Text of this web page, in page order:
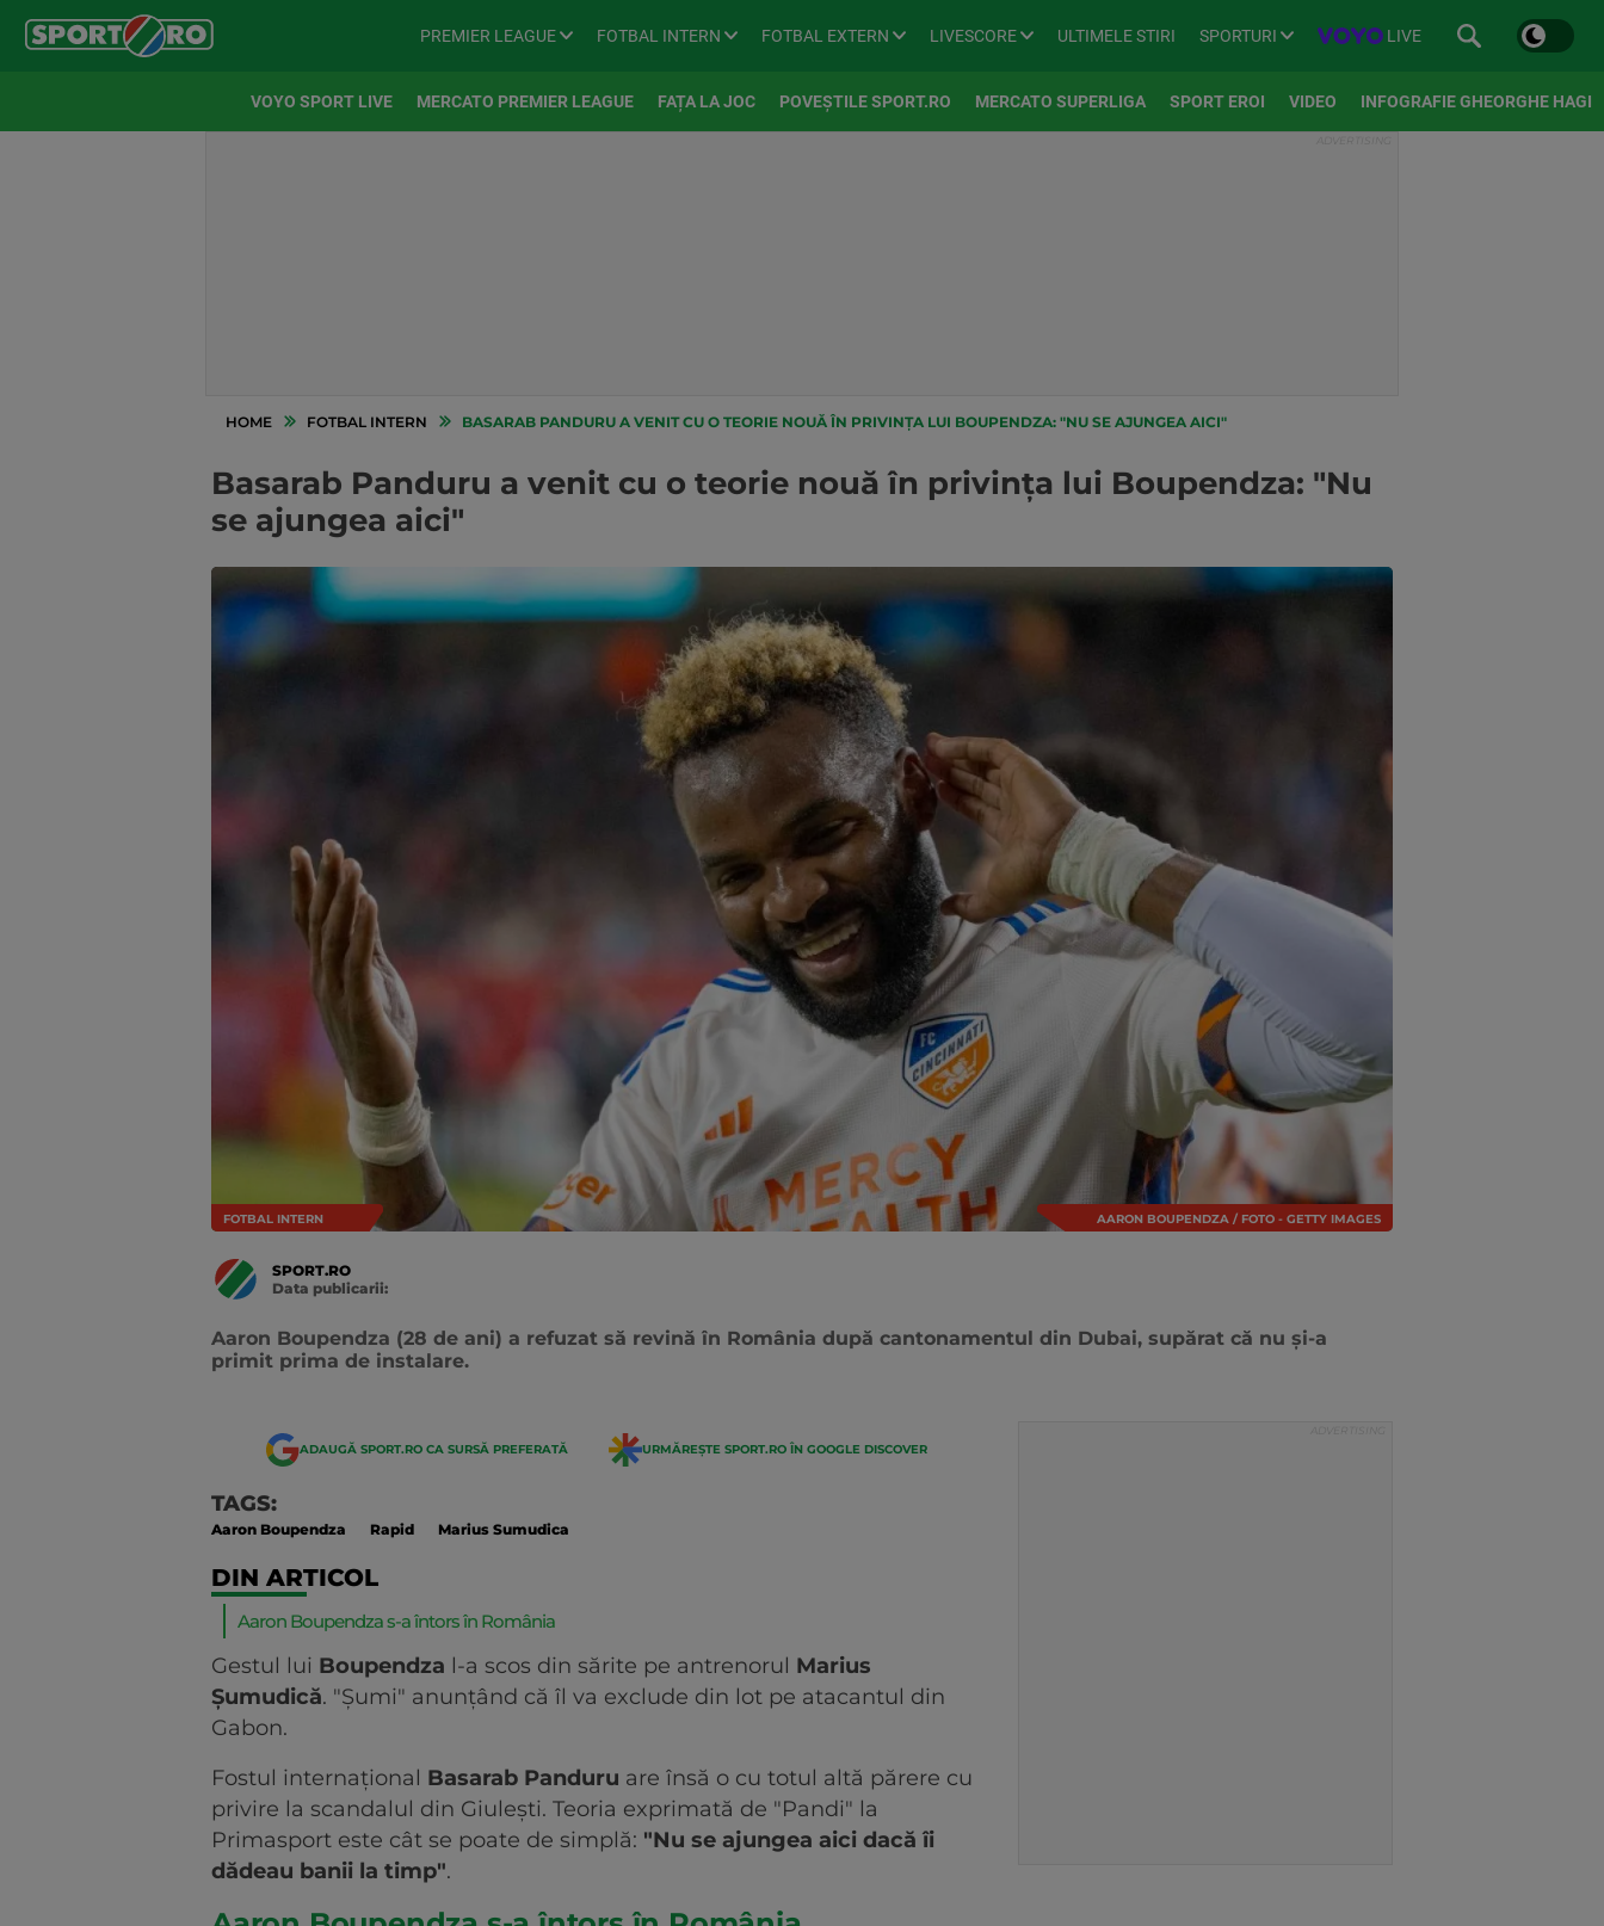
PREMIER LEAGUE FOTBAL INTERN FOTBAL EXTERN LIVESCORE ULTIMELE STIRI SPORTURI LIVE
VOYO SPORT LIVE MERCATO PREMIER LEAGUE FAȚA LA JOC POVEȘTILE SPORT.RO MERCATO SUPERLIGA SPORT EROI VIDEO INFOGRAFIE GHEORGHE HAGI
HOME FOTBAL INTERN BASARAB PANDURU A VENIT CU O TEORIE NOUĂ ÎN PRIVINȚA LUI BOUPENDZA: "NU SE AJUNGEA AICI"
Basarab Panduru a venit cu o teorie nouă în privința lui Boupendza: "Nu
se ajungea aici"
FOTBAL INTERN AARON BOUPENDZA / FOTO - GETTY IMAGES
SPORT.RO
Data publicarii:
Aaron Boupendza (28 de ani) a refuzat să revină în România după cantonamentul din Dubai, supărat că nu și-a
primit prima de instalare.
ADAUGĂ SPORT.RO CA SURSĂ PREFERATĂ URMĂREȘTE SPORT.RO ÎN GOOGLE DISCOVER
TAGS:
Aaron Boupendza Rapid Marius Sumudica
DIN ARTICOL
Aaron Boupendza s-a întors în România
Gestul lui Boupendza l-a scos din sărite pe antrenorul Marius
Șumudică. "Șumi" anunțând că îl va exclude din lot pe atacantul din
Gabon.
Fostul internațional Basarab Panduru are însă o cu totul altă părere cu
privire la scandalul din Giulești. Teoria exprimată de "Pandi" la
Primasport este cât se poate de simplă: "Nu se ajungea aici dacă îi
dădeau banii la timp".